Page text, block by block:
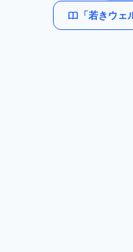
「若きウェ